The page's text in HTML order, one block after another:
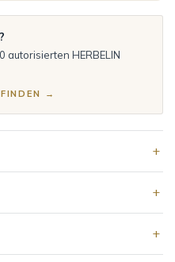
autorisierten HERBELIN
→